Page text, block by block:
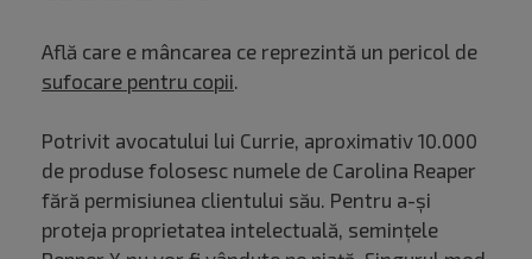
Află care e mâncarea ce reprezintă un pericol de
sufocare pentru copii.
Potrivit avocatului lui Currie, aproximativ 10.000
de produse folosesc numele de Carolina Reaper
fără permisiunea clientului său. Pentru a-și
proteja proprietatea intelectuală, semințele